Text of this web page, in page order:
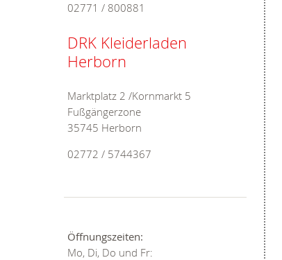
02771 / 800881
DRK Kleiderladen
Herborn
Marktplatz 2 /Kornmarkt 5
Fußgängerzone
35745 Herborn
02772 / 5744367
Öffnungszeiten:
Mo, Di, Do und Fr: